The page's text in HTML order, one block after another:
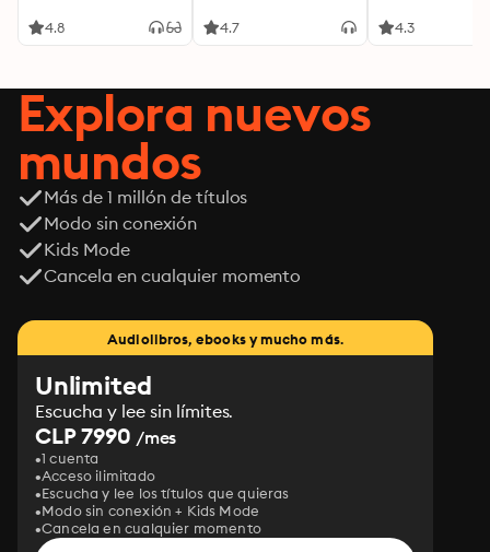
4.8
tu energía para
4.7 4.3
Explora nuevos
mundos
Más de 1 millón de títulos
Modo sin conexión
Kids Mode
Cancela en cualquier momento
Audiolibros, ebooks y mucho más.
Unlimited
Escucha y lee sin límites.
CLP 7990 /mes
1 cuenta
Acceso ilimitado
Escucha y lee los títulos que quieras
Modo sin conexión + Kids Mode
Cancela en cualquier momento